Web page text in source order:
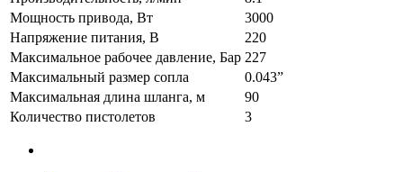
Мощность привода, Вт
3000
Напряжение питания, В
220
Максимальное рабочее давление, Бар 227
Максимальный размер сопла
0.043”
Максимальная длина шланга, м
90
Количество пистолетов
3